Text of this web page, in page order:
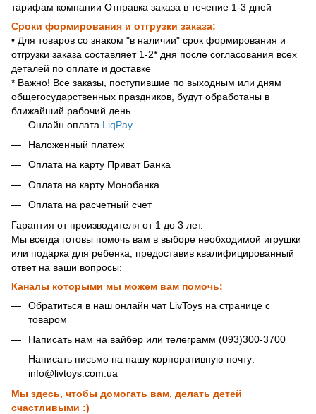
тарифам компании Отправка заказа в течение 1-3 дней
Сроки формирования и отгрузки заказа:
• Для товаров со знаком "в наличии" срок формирования и
отгрузки заказа составляет 1-2* дня после согласования всех
деталей по оплате и доставке
* Важно! Все заказы, поступившие по выходным или дням
общегосударственных праздников, будут обработаны в
ближайший рабочий день.
Онлайн оплата LiqPay
Наложенный платеж
Оплата на карту Приват Банка
Оплата на карту Монобанка
Оплата на расчетный счет
Гарантия от производителя от 1 до 3 лет.
Мы всегда готовы помочь вам в выборе необходимой игрушки
или подарка для ребенка, предоставив квалифицированный
ответ на ваши вопросы:
Каналы которыми мы можем вам помочь:
Обратиться в наш онлайн чат LivToys на странице с
товаром
Написать нам на вайбер или телеграмм (093)300-3700
Написать письмо на нашу корпоративную почту:
info@livtoys.com.ua
Мы здесь, чтобы домогать вам, делать детей
счастливыми :)